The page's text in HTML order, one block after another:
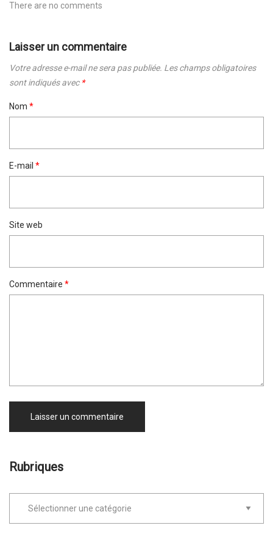
There are no comments
Laisser un commentaire
Votre adresse e-mail ne sera pas publiée. Les champs obligatoires
sont indiqués avec *
Nom *
E-mail *
Site web
Commentaire *
Rubriques